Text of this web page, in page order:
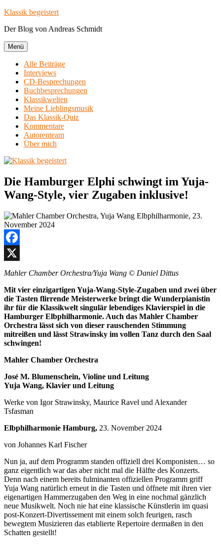
Zum
springen
Klassik begeistert
Der Blog von Andreas Schmidt
Menü
Alle Beiträge
Interviews
CD-Besprechungen
Buchbesprechungen
Klassikwelten
Meine Lieblingsmusik
Das Klassik-Quiz
Kommentare
Autorenteam
Über mich
Die Hamburger Elphi schwingt im Yuja-
Wang-Style, vier Zugaben inklusive!
Facebook
X
Mahler Chamber Orchestra/Yuja Wang © Daniel Dittus
Mit vier einzigartigen Yuja-Wang-Style-Zugaben und zwei über
die Tasten flirrende Meisterwerke bringt die Wunderpianistin
ihr für die Klassikwelt singulär lebendiges Klavierspiel in die
Hamburger Elbphilharmonie. Auch das Mahler Chamber
Orchestra lässt sich von dieser rauschenden Stimmung
mitreißen und lässt Strawinsky im vollen Tanz durch den Saal
schwingen!
Mahler Chamber Orchestra
José M. Blumenschein, Violine und Leitung
Yuja Wang, Klavier und Leitung
Werke von Igor Strawinsky, Maurice Ravel und Alexander
Tsfasman
Elbphilharmonie Hamburg, 23. November 2024
von Johannes Karl Fischer
Nun ja, auf dem Programm standen offiziell drei Komponisten… so
ganz eigentlich war das aber nicht mal die Hälfte des Konzerts.
Denn nach einem bereits fulminanten offiziellen Programm griff
Yuja Wang natürlich erneut in die Tasten und öffnete mit ihren vier
eigenartigen Hammerzugaben den Weg in eine nochmal gänzlich
neue Musikwelt. Noch nie hat eine klassische Künstlerin im quasi
post-Konzert-Divertissement mit einem solch feurigen, rasch
bewegtem Musizieren das etablierte Repertoire dermaßen in den
Schatten gestellt!